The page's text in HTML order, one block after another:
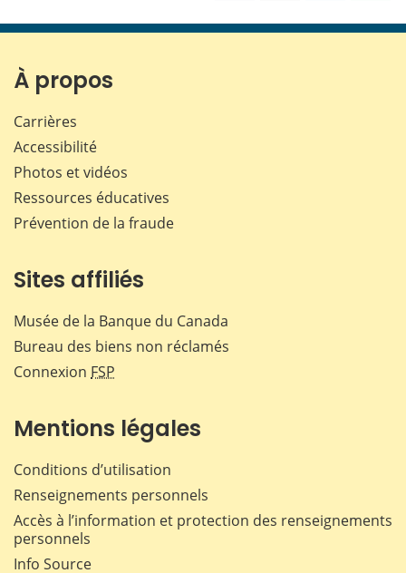
page page page page
À propos
Carrières
Accessibilité
Photos et vidéos
Ressources éducatives
Prévention de la fraude
Sites affiliés
Musée de la Banque du Canada
Bureau des biens non réclamés
Connexion FSP
Mentions légales
Conditions d’utilisation
Renseignements personnels
Accès à l’information et protection des renseignements
personnels
Info Source